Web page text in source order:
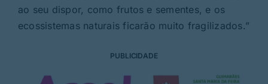
ao seu dispor, como frutos e sementes, e os
ecossistemas naturais ficarão muito fragilizados.”
PUBLICIDADE